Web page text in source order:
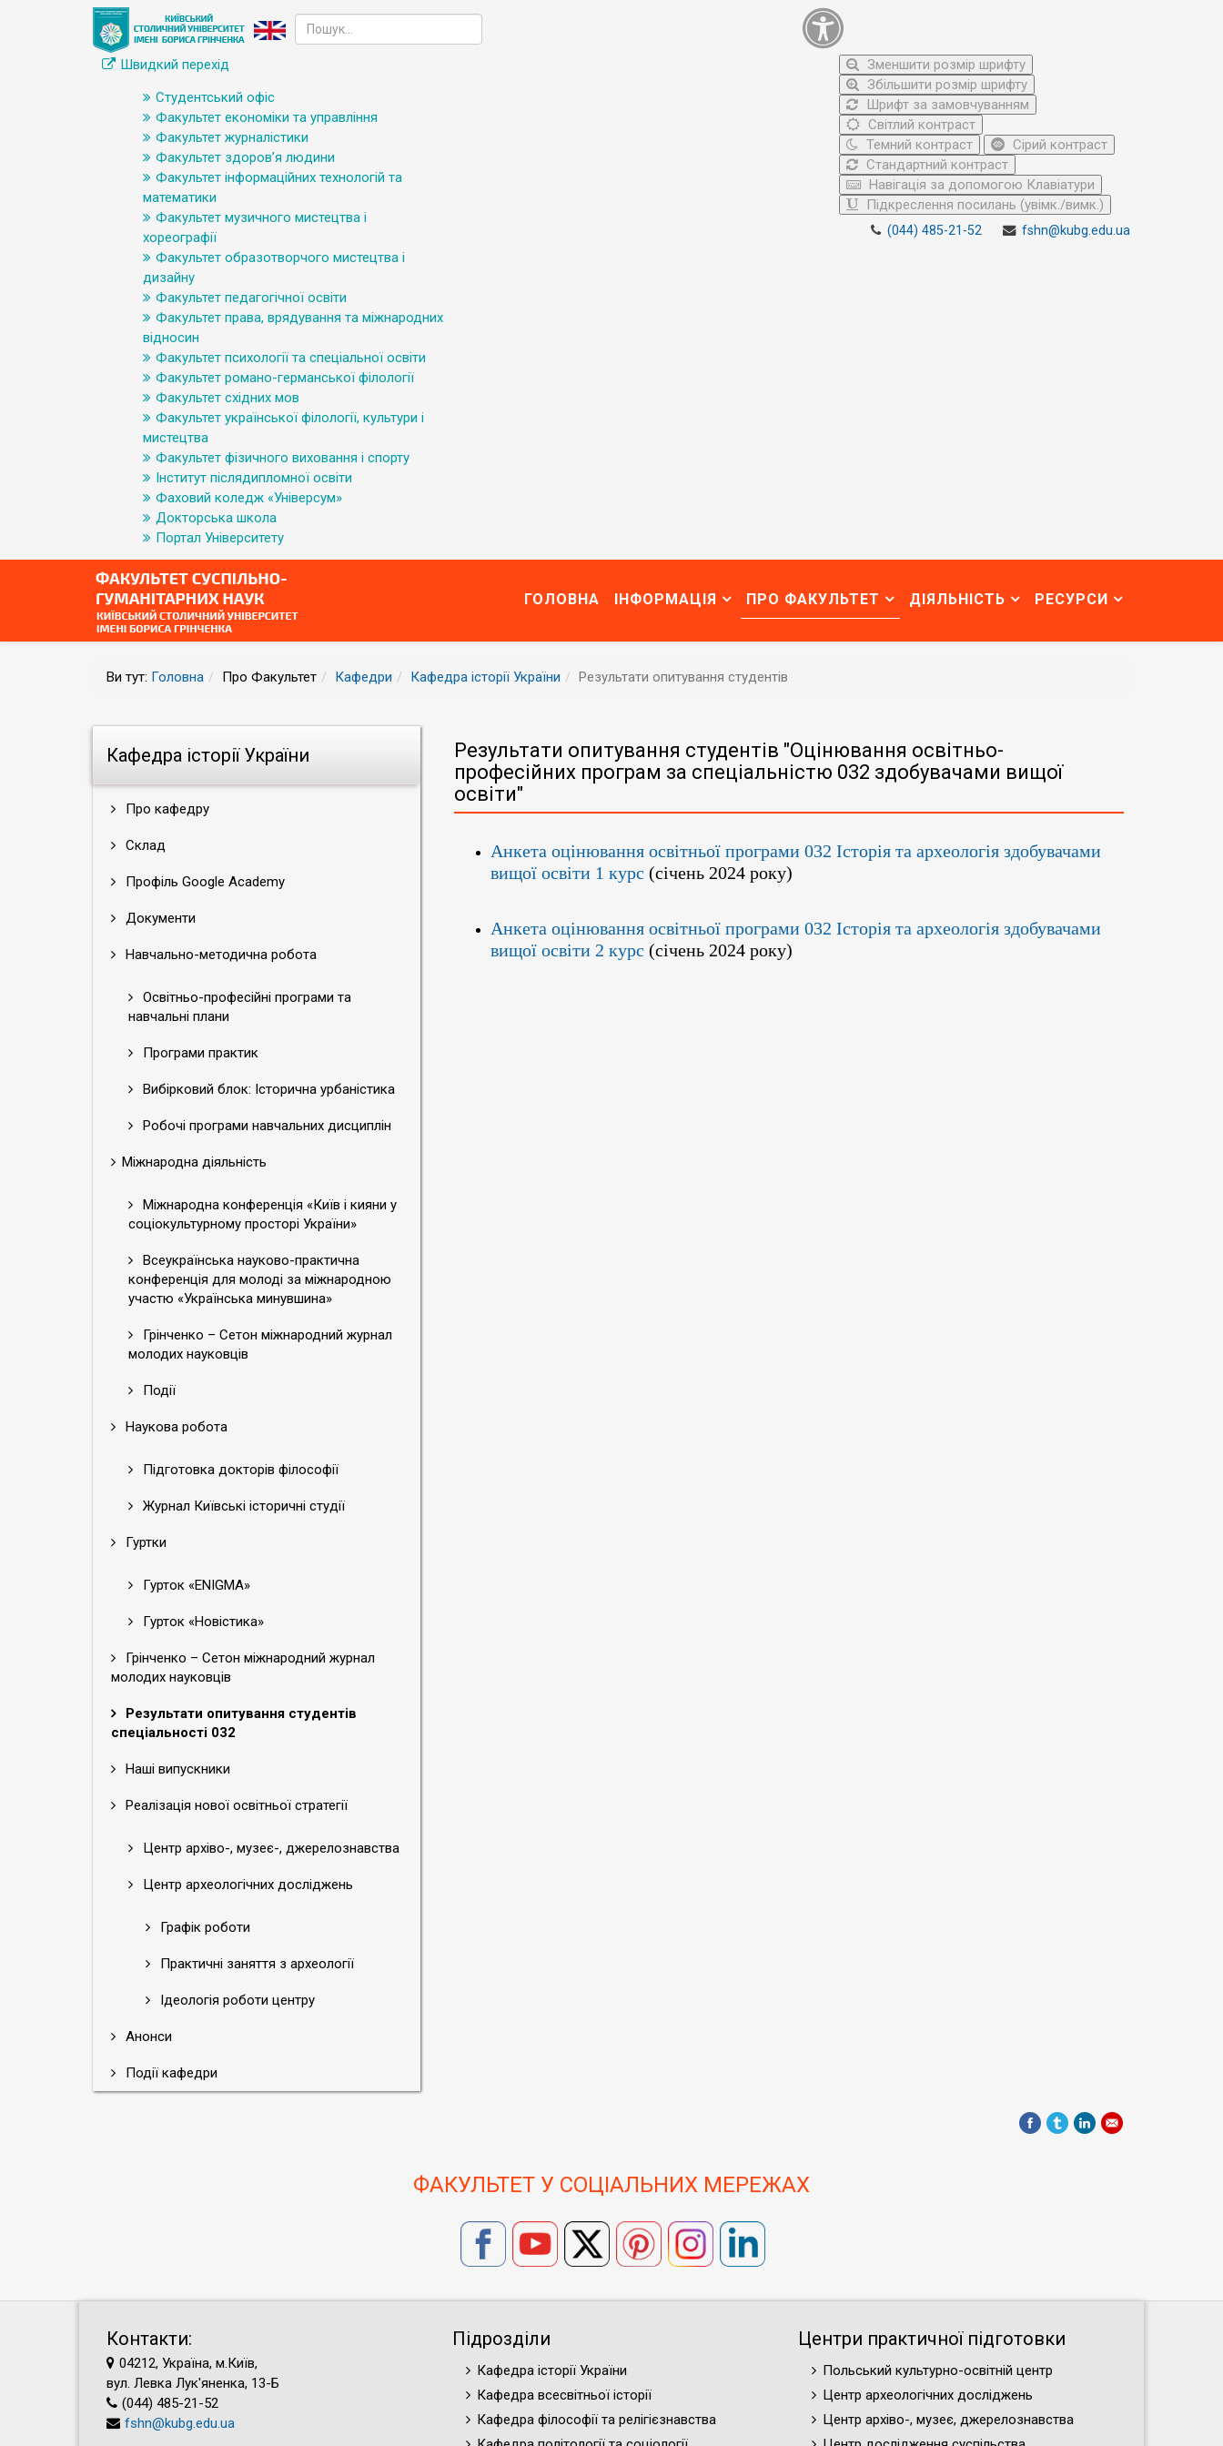
Швидкий перехід
Студентський офіс
Факультет економіки та управління
Факультет журналістики
Факультет здоров’я людини
Факультет інформаційних технологій та
математики
Факультет музичного мистецтва і
хореографії
Факультет образотворчого мистецтва і
дизайну
Факультет педагогічної освіти
Факультет права, врядування та міжнародних
відносин
Факультет психології та спеціальної освіти
Факультет романо-германської філології
Факультет східних мов
Факультет української філології, культури і
мистецтва
Факультет фізичного виховання і спорту
Інститут післядипломної освіти
Фаховий коледж «Універсум»
Докторська школа
Портал Університету
Зменшити розмір шрифту
Збільшити розмір шрифту
Шрифт за замовчуванням
Світлий контраст
Темний контраст
Сірий контраст
Стандартний контраст
Навігація за допомогою Клавіатури
Підкреслення посилань (увімк./вимк.)
(044) 485-21-52 fshn@kubg.edu.ua
ГОЛОВНА ІНФОРМАЦІЯ ПРО ФАКУЛЬТЕТ ДІЯЛЬНІСТЬ РЕСУРСИ
Ви тут: Головна Про Факультет Кафедри Кафедра історії України Результати опитування студентів
Кафедра історії України
Про кафедру
Склад
Профіль Google Academy
Документи
Навчально-методична робота
Освітньо-професійні програми та
навчальні плани
Програми практик
Вибірковий блок: Історична урбаністика
Робочі програми навчальних дисциплін
Міжнародна діяльність
Міжнародна конференція «Київ і кияни у
соціокультурному просторі України»
Всеукраїнська науково-практична
конференція для молоді за міжнародною
участю «Українська минувшина»
Грінченко – Сетон міжнародний журнал
молодих науковців
Події
Наукова робота
Підготовка докторів філософії
Журнал Київські історичні студії
Гуртки
Гурток «ENIGMA»
Гурток «Новістика»
Грінченко – Cетон міжнародний журнал
молодих науковців
Результати опитування студентів
спеціальності 032
Наші випускники
Реалізація нової освітньої стратегії
Центр архіво-, музеє-, джерелознавства
Центр археологічних досліджень
Графік роботи
Практичні заняття з археології
Ідеологія роботи центру
Анонси
Події кафедри
Результати опитування студентів "Оцінювання освітньо-
професійних програм за спеціальністю 032 здобувачами вищої
освіти"
Анкета оцінювання освітньої програми 032 Історія та археологія здобувачами
вищої освіти 1 курс (січень 2024 року)
Анкета оцінювання освітньої програми 032 Історія та археологія здобувачами
вищої освіти 2 курс (січень 2024 року)
ФАКУЛЬТЕТ У СОЦІАЛЬНИХ МЕРЕЖАХ
Контакти:
04212, Україна, м.Київ,
вул. Левка Лук'яненка, 13-Б
(044) 485-21-52
fshn@kubg.edu.ua
Підрозділи
Кафедра історії України
Кафедра всесвітньої історії
Кафедра філософії та релігієзнавства
Центри практичної підготовки
Польський культурно-освітній центр
Центр археологічних досліджень
Центр архіво-, музеє, джерелознавства